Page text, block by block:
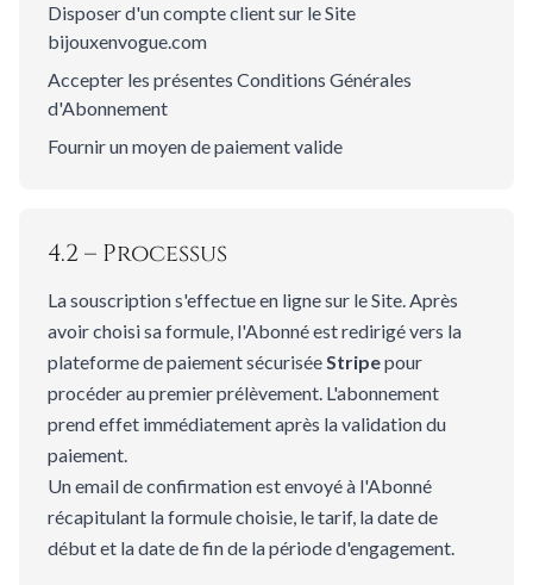
Disposer d'un compte client sur le Site
bijouxenvogue.com
Accepter les présentes Conditions Générales
d'Abonnement
Fournir un moyen de paiement valide
4.2 – Processus
La souscription s'effectue en ligne sur le Site. Après
avoir choisi sa formule, l'Abonné est redirigé vers la
plateforme de paiement sécuriséeStripepour
procéder au premier prélèvement. L'abonnement
prend effet immédiatement après la validation du
paiement.
Un email de confirmation est envoyé à l'Abonné
récapitulant la formule choisie, le tarif, la date de
début et la date de fin de la période d'engagement.